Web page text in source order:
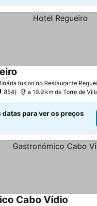
fusion no Restaurante
854 a 19.9 km de Torre de
datas para ver os preços
Cabo Vidio